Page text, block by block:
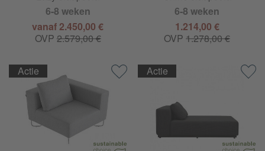
6-8 weken
vanaf 2.450,00 €
OVP 2.579,00 €
6-8 weken
1.214,00 €
OVP1.278,00 €
Actie Actie